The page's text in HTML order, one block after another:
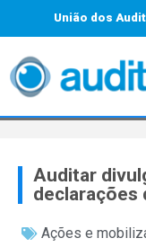
União dos
Auditar
declarações
Ações e